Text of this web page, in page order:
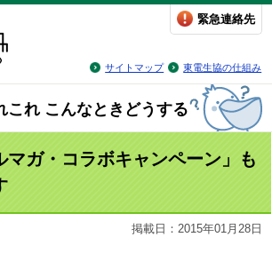
サイトマップ 東電生協の仕組み
緊急連絡先
これ こんなときどうする
マガ・コラボキャンペーン」も
掲載日：2015年01月28日